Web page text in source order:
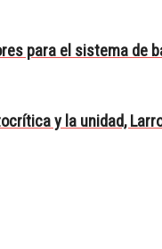
para el sistema de
y la unidad,